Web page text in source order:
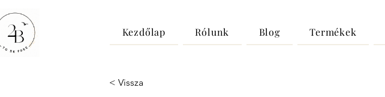
Kezdőlap Rólunk Blog Termékek
< Vissza